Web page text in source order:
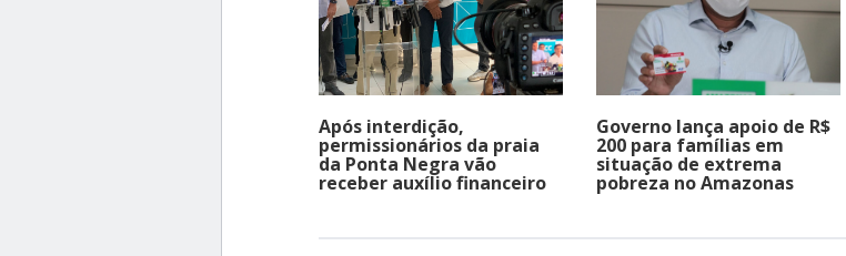
Após interdição,
permissionários da praia
da Ponta Negra vão
receber auxílio financeiro
Governo lança apoio de R$
200 para famílias em
situação de extrema
pobreza no Amazonas